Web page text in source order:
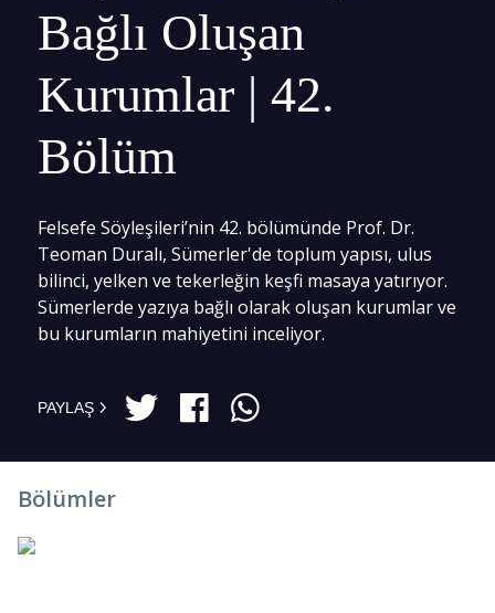
Bağlı Oluşan
Kurumlar | 42.
Bölüm
Felsefe Söyleşileri’nin 42. bölümünde Prof. Dr.
Teoman Duralı, Sümerler'de toplum yapısı, ulus
bilinci, yelken ve tekerleğin keşfi masaya yatırıyor.
Sümerlerde yazıya bağlı olarak oluşan kurumlar ve
bu kurumların mahiyetini inceliyor.
PAYLAŞ
Bölümler